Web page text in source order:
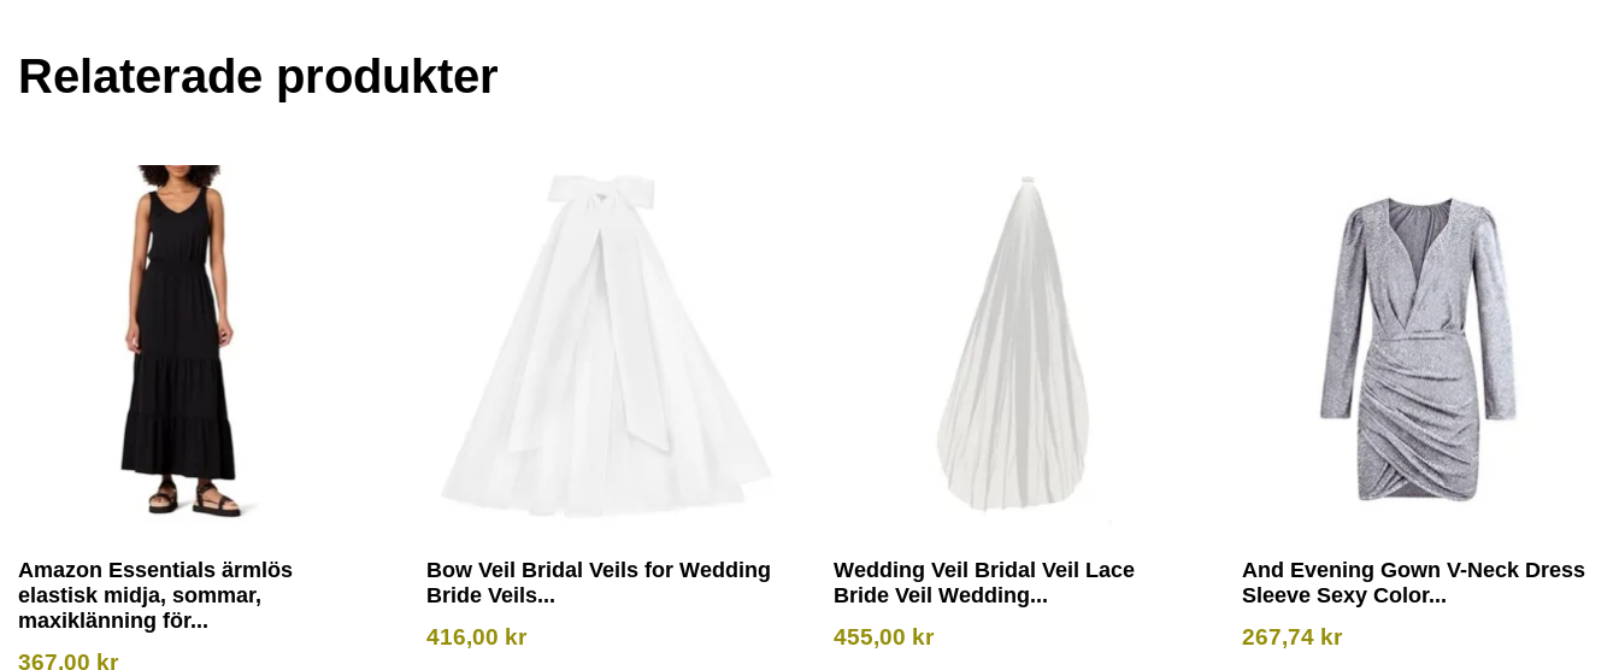
Relaterade produkter
Amazon Essentials ärmlös
elastisk midja, sommar,
maxiklänning för...
367,00 kr
Bow Veil Bridal Veils for Wedding
Bride Veils...
416,00 kr
Wedding Veil Bridal Veil Lace
Bride Veil Wedding...
455,00 kr
And Evening Gown V-Neck Dress
Sleeve Sexy Color...
267,74 kr